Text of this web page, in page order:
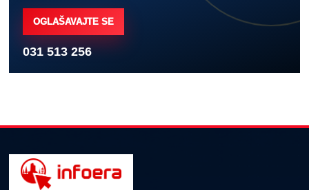
OGLAŠAVAJTE SE
031 513 256